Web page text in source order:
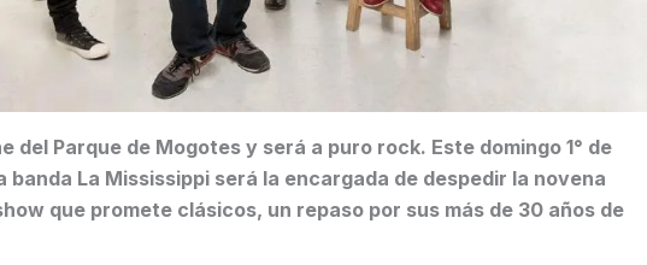
del Parque de Mogotes y será a puro rock. Este domingo 1° de
banda La Mississippi será la encargada de despedir la novena
que promete clásicos, un repaso por sus más de 30 años de